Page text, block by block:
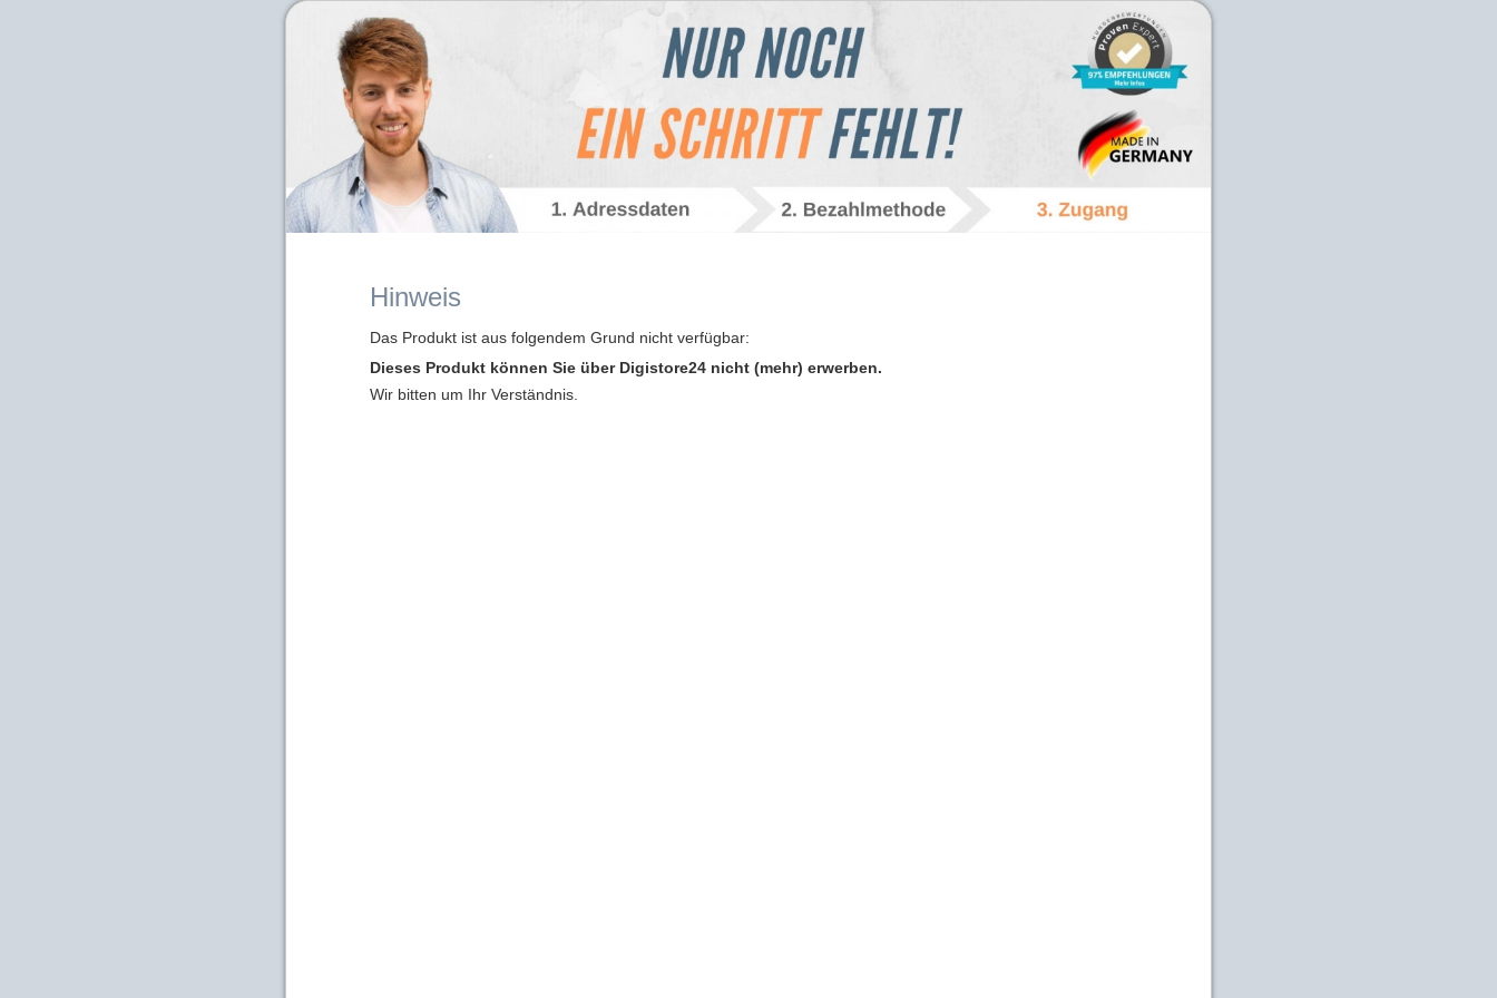
Hinweis
Das Produkt ist aus folgendem Grund nicht verfügbar:
Dieses Produkt können Sie über Digistore24 nicht (mehr) erwerben.
Wir bitten um Ihr Verständnis.